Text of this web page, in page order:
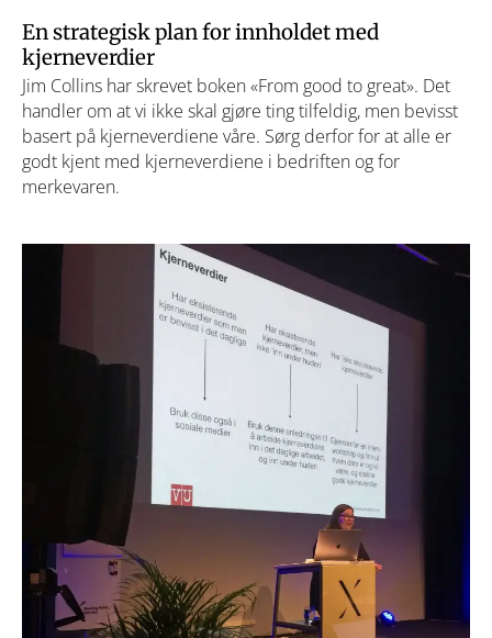
En strategisk plan for innholdet med
kjerneverdier
Jim Collins har skrevet boken «From good to great». Det
handler om at vi ikke skal gjøre ting tilfeldig, men bevisst
basert på kjerneverdiene våre. Sørg derfor for at alle er
godt kjent med kjerneverdiene i bedriften og for
merkevaren.